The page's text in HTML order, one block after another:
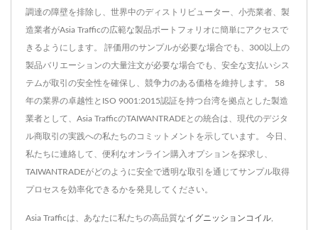
調達の障壁を排除し、世界中のディストリビューター、小売業者、製
造業者がAsia Trafficの広範な製品ポートフォリオに簡単にアクセスで
きるようにします。 評価用のサンプルが必要な場合でも、300以上の
製品バリエーションの大量注文が必要な場合でも、安全な支払いシス
テムが取引の安全性を確保し、競争力のある価格を維持します。 58
年の業界の卓越性とISO 9001:2015認証を持つ台湾を拠点とした製造
業者として、Asia TrafficのTAIWANTRADEとの統合は、現代のデジタ
ル商取引の実践への私たちのコミットメントを示しています。 今日、
私たちに連絡して、便利なオンライン購入オプションを探求し、
TAIWANTRADEがどのように安全で透明な取引を通じてサンプル取得
プロセスを効率化できるかを発見してください。
Asia Trafficは、あなたに私たちの高品質なイグニッションコイル